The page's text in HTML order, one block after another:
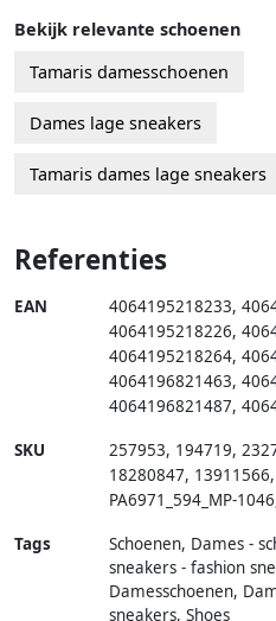
Bekijk relevante schoenen
Tamaris damesschoenen
Dames lage sneakers
Tamaris dames lage sneakers
Referenties
EAN 4064195218233,
4064195218226,
4064195218264,
4064196821463,
4064196821487,
SKU 257953, 194719,
18280847, 13911566,
PA6971_594_MP-1046
Tags
Schoenen, Dames -
sneakers - fashion
Damesschoenen,
sneakers, Shoes